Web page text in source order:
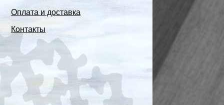
Оплата и доставка
Контакты